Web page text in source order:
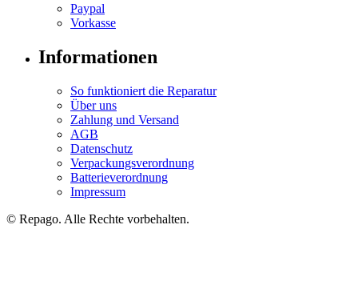
Paypal
Vorkasse
Informationen
So funktioniert die Reparatur
Über uns
Zahlung und Versand
AGB
Datenschutz
Verpackungsverordnung
Batterieverordnung
Impressum
© Repago. Alle Rechte vorbehalten.